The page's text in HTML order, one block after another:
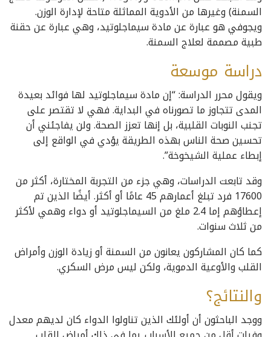
السمنة) وغيرها من الأدوية المماثلة متاحة لإدارة الوزن.
ويجوفي هو عبارة عن مادة سيماجلوتيد، وهي عبارة عن حقنة
طبية مصممة لعلاج السمنة.
دراسة موسعة
ويقول محرر الدراسة: “إن مادة سيماجلوتيد لها فوائد بعيدة
المدى تتجاوز ما تصورناه في البداية. فهي لا تقتصر على
تجنب النوبات القلبية، بل إنها تعزز الصحة. ولن يفاجئني أن
تحسين صحة الناس بهذه الطريقة يؤدي في الواقع إلى
إبطاء عملية الشيخوخة”.
وقد تابعت الدراسات، وهي جزء من التجربة المختارة، أكثر من
17600 فرد تبلغ أعمارهم 45 عامًا أو أكثر. أيضًا الذين تم
إعطاؤهم إما 2.4 ملغ من السيماجلوتيد أو دواء وهمي لأكثر
من ثلاث سنوات.
كما كان المشاركون يعانون من السمنة أو زيادة الوزن وأمراض
القلب والأوعية الدموية، ولكن ليس مرض السكري.
والنتائج؟
ووجد الباحثون أن أولئك الذين تناولوا الدواء كان لديهم معدل